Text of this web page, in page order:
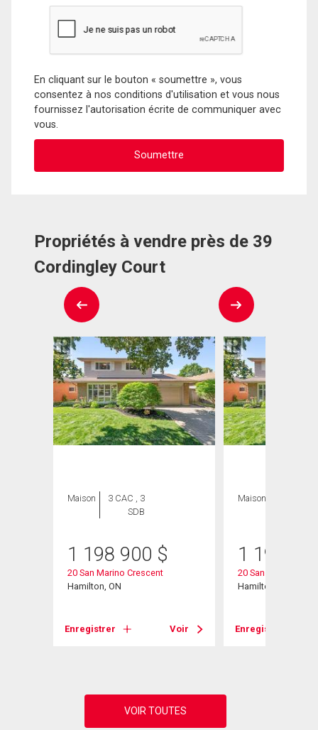
En cliquant sur le bouton « soumettre », vous
consentez à nos conditions d'utilisation et vous nous
fournissez l'autorisation écrite de communiquer avec
vous.
Propriétés à vendre près de 39
Cordingley Court
Maison
3 CAC , 3
SDB
1 198 900 $
20 San Marino Crescent
Hamilton, ON
Enregistrer Voir
Maison
1 198
20 San Marino
Hamilton, ON
Enregistrer